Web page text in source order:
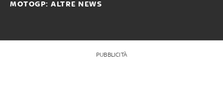
MOTOGP: ALTRE NEWS
PUBBLICITÀ